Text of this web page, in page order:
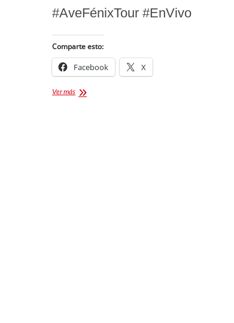
#AveFénixTour #EnVivo
Comparte esto:
Facebook X
Ver másOvacionan